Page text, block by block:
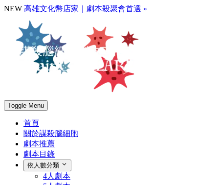
NEW 高雄文化幣店家｜劇本殺聚會首選 »
Toggle Menu
首頁
關於謀殺腦細胞
劇本推薦
劇本目錄
依人數分類
4人劇本